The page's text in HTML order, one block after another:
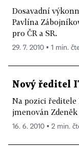
Dosavadní
Pavlína
pro ČR a SR.
29. 7. 2010 ▪ 1 min.
Nový ředitel
Na pozici ředitele
jmenován
16. 6. 2010 ▪ 2 min.